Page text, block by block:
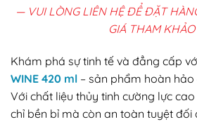
— VUI LÒNG LIÊN HỆ ĐỂ ĐẶT
GIÁ THAM
Khám phá sự tinh tế và đẳng cấp
WINE 420 ml – sản phẩm hoàn
Với chất liệu thủy tinh cường lực
chỉ bền bỉ mà còn an toàn tuyệt đối